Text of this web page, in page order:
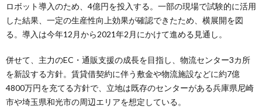
ロボット導入のため、4億円を投入する。一部の現場で試験的に活用
した結果、一定の生産性向上効果が確認できたため、横展開を図
る。導入は今年12月から2021年2月にかけて進める見通し。
併せて、主力のEC・通販支援の成長を目指し、物流センター3カ所
を新設する方針。賃貸借契約に伴う敷金や物流施設などに約7億
4800万円を充てる方針で、立地は既存のセンターがある兵庫県尼崎
市や埼玉県和光市の周辺エリアを想定している。